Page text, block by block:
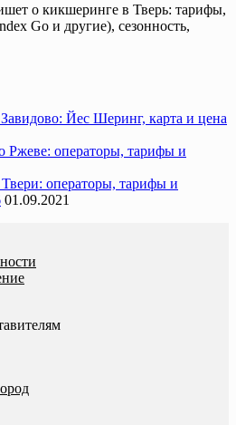
о кикшеринге в Тверь: тарифы,
Go и другие), сезонность,
Йес Шеринг, карта и цена
Ржеве: операторы, тарифы и
операторы, тарифы и
01.09.2021